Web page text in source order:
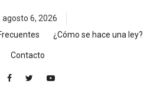
agosto 6, 2026
¿Cómo se hace una ley?
Contacto